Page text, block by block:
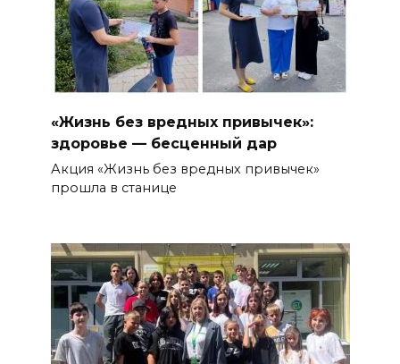
«Жизнь без вредных привычек»:
здоровье — бесценный дар
Акция «Жизнь без вредных привычек»
прошла в станице